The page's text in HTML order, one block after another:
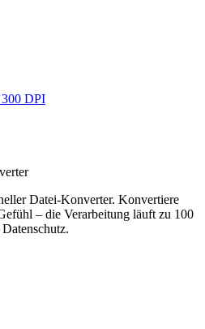
DPI
Datei-Konverter. Konvertiere
– die Verarbeitung läuft zu 100